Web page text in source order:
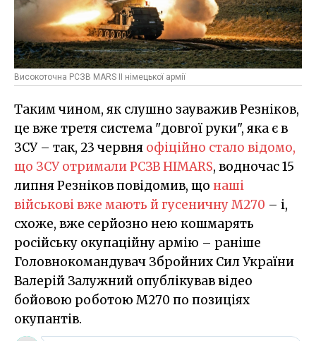
Високоточна РСЗВ MARS II німецької армії
Таким чином, як слушно зауважив Резніков,
це вже третя система "довгої руки", яка є в
ЗСУ – так, 23 червня офіційно стало відомо,
що ЗСУ отримали РСЗВ HIMARS, водночас 15
липня Резніков повідомив, що наші
військові вже мають й гусеничну M270 – і,
схоже, вже серйозно нею кошмарять
російську окупаційну армію – раніше
Головнокомандувач Збройних Сил України
Валерій Залужний опублікував відео
бойовою роботою M270 по позиціях
окупантів.